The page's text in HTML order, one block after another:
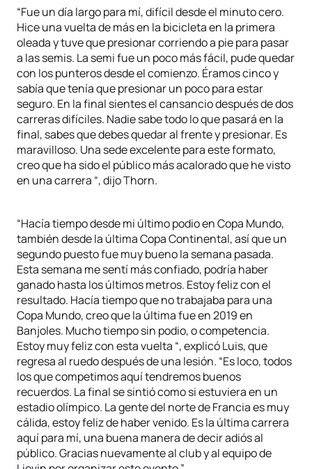
“Fue un día largo para mí, difícil desde el minuto cero.
Hice una vuelta de más en la bicicleta en la primera
oleada y tuve que presionar corriendo a pie para pasar
a las semis. La semi fue un poco más fácil, pude quedar
con los punteros desde el comienzo. Éramos cinco y
sabía que tenía que presionar un poco para estar
seguro. En la final sientes el cansancio después de dos
carreras difíciles. Nadie sabe todo lo que pasará en la
final, sabes que debes quedar al frente y presionar. Es
maravilloso. Una sede excelente para este formato,
creo que ha sido el público más acalorado que he visto
en una carrera “, dijo Thorn.
“Hacía tiempo desde mi último podio en Copa Mundo,
también desde la última Copa Continental, así que un
segundo puesto fue muy bueno la semana pasada.
Esta semana me sentí más confiado, podría haber
ganado hasta los últimos metros. Estoy feliz con el
resultado. Hacía tiempo que no trabajaba para una
Copa Mundo, creo que la última fue en 2019 en
Banjoles. Mucho tiempo sin podio, o competencia.
Estoy muy feliz con esta vuelta “, explicó Luis, que
regresa al ruedo después de una lesión. “Es loco, todos
los que competimos aquí tendremos buenos
recuerdos. La final se sintió como si estuviera en un
estadio olímpico. La gente del norte de Francia es muy
cálida, estoy feliz de haber venido. Es la última carrera
aquí para mí, una buena manera de decir adiós al
público. Gracias nuevamente al club y al equipo de